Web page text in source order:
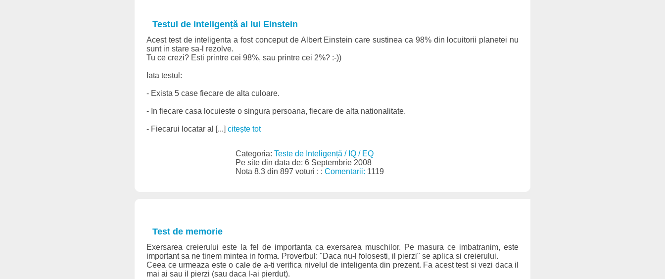
Testul de inteligență al lui Einstein
Acest test de inteligenta a fost conceput de Albert Einstein care sustinea ca 98% din locuitorii planetei nu
sunt in stare sa-l rezolve.
Tu ce crezi? Esti printre cei 98%, sau printre cei 2%? :-))
Iata testul:
- Exista 5 case fiecare de alta culoare.
- In fiecare casa locuieste o singura persoana, fiecare de alta nationalitate.
- Fiecarui locatar al [...] citește tot
Categoria:Teste de Inteligență / IQ / EQ
Pe site din data de: 6 Septembrie 2008
Nota 8.3 din 897 voturi : :Comentarii: 1119
Test de memorie
Exersarea creierului este la fel de importanta ca exersarea muschilor. Pe masura ce imbatranim, este
important sa ne tinem mintea in forma. Proverbul: "Daca nu-l folosesti, il pierzi" se aplica si creierului.
Ceea ce urmeaza este o cale de a-ti verifica nivelul de inteligenta din prezent. Fa acest test si vezi daca il
mai ai sau il pierzi (sau daca l-ai pierdut).